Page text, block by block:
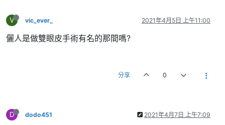
V vic_ever_ 2021年4月5日 上午11:00
儷人是做雙眼皮手術有名的那間嗎?
分享 0
D dodo451 2021年4月7日 上午7:09